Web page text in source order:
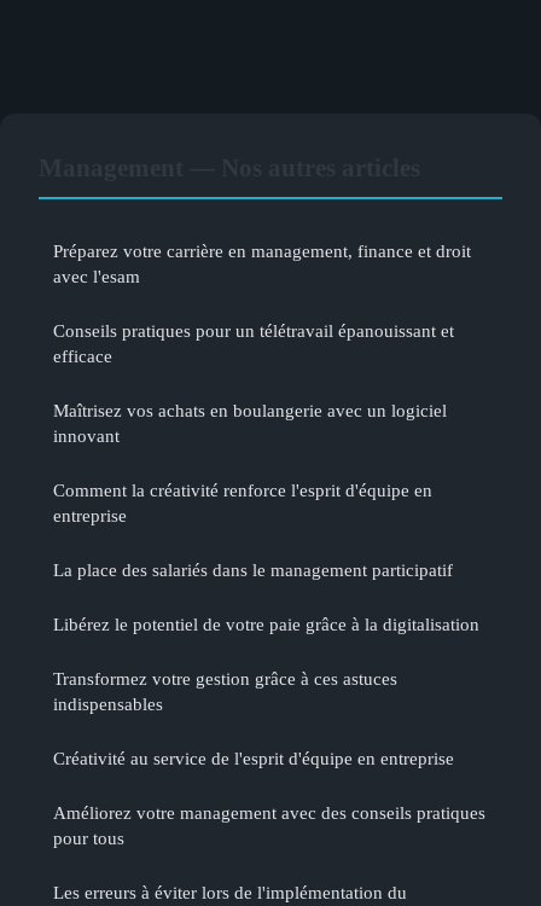
Préparez votre carrière en management, finance et droit
avec l'esam
Conseils pratiques pour un télétravail épanouissant et
efficace
Maîtrisez vos achats en boulangerie avec un logiciel
innovant
Comment la créativité renforce l'esprit d'équipe en
entreprise
La place des salariés dans le management participatif
Libérez le potentiel de votre paie grâce à la digitalisation
Transformez votre gestion grâce à ces astuces
indispensables
Créativité au service de l'esprit d'équipe en entreprise
Améliorez votre management avec des conseils pratiques
pour tous
Les erreurs à éviter lors de l'implémentation du